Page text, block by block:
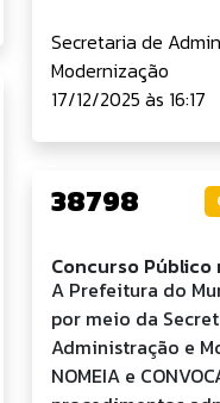
Secretaria de
Modernização
17/12/2025 às 16:17
38798
Concurso Público
A Prefeitura do
por meio da
Administração e
NOMEIA e